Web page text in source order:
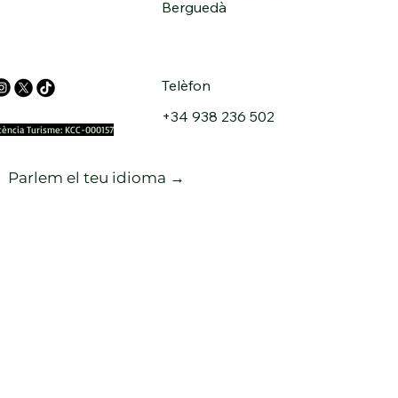
Berguedà
Telèfon
Turisme: KCC-000157
+34 938 236 502
Parlem el teu idioma →